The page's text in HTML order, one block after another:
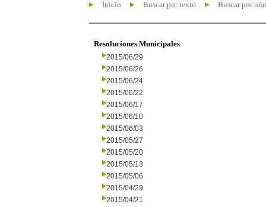
Inicio Buscar por texto Buscar por
Resoluciones Municipales
2015/06/29
2015/06/26
2015/06/24
2015/06/22
2015/06/17
2015/06/10
2015/06/03
2015/05/27
2015/05/20
2015/05/13
2015/05/06
2015/04/29
2015/04/21